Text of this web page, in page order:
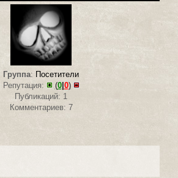
Группа: Посетители
Репутация:
(0| 0)
Публикаций: 1
Комментариев: 7